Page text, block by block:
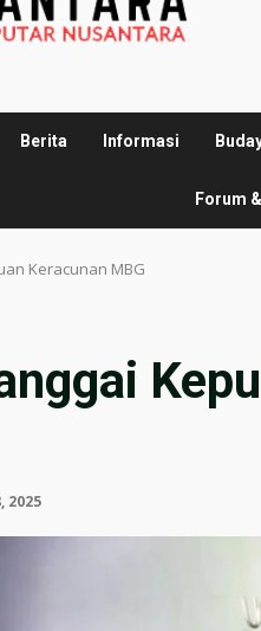
Berita Informasi
Forum
Keracunan MBG
2025